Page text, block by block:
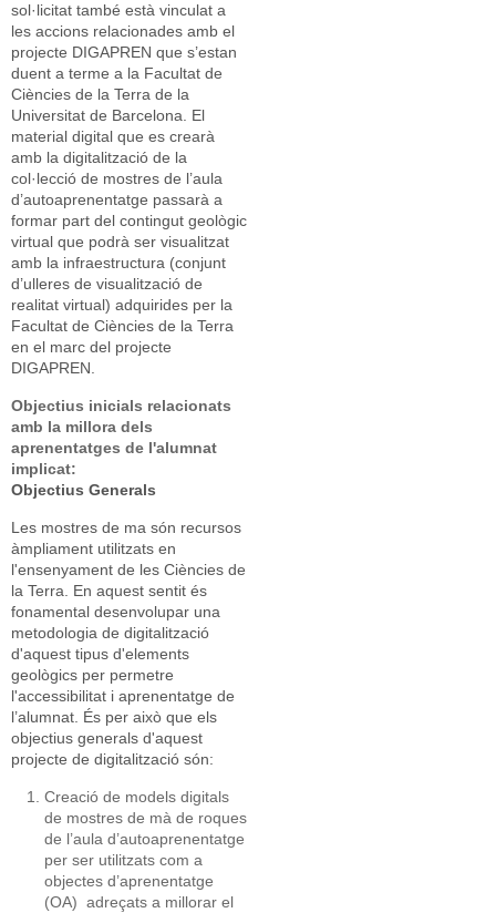
sol·licitat també està vinculat a
les accions relacionades amb el
projecte DIGAPREN que s’estan
duent a terme a la Facultat de
Ciències de la Terra de la
Universitat de Barcelona. El
material digital que es crearà
amb la digitalització de la
col·lecció de mostres de l’aula
d’autoaprenentatge passarà a
formar part del contingut geològic
virtual que podrà ser visualitzat
amb la infraestructura (conjunt
d’ulleres de visualització de
realitat virtual) adquirides per la
Facultat de Ciències de la Terra
en el marc del projecte
DIGAPREN.
Objectius inicials relacionats
amb la millora dels
aprenentatges de l'alumnat
implicat:
Objectius Generals
Les mostres de ma són recursos
àmpliament utilitzats en
l'ensenyament de les Ciències de
la Terra. En aquest sentit és
fonamental desenvolupar una
metodologia de digitalització
d'aquest tipus d'elements
geològics per permetre
l'accessibilitat i aprenentatge de
l’alumnat. És per això que els
objectius generals d'aquest
projecte de digitalització són:
Creació de models digitals
de mostres de mà de roques
de l’aula d’autoaprenentatge
per ser utilitzats com a
objectes d’aprenentatge
(OA) adreçats a millorar el